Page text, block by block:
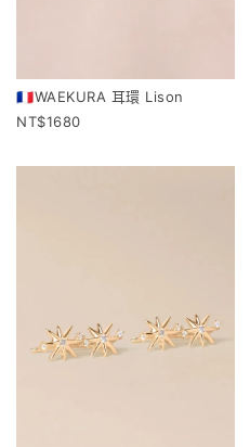
🇫🇷WAEKURA 耳環 Lison
1680